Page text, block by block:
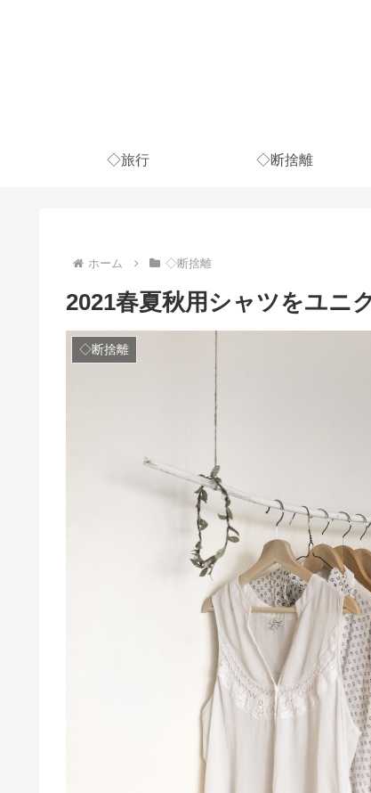
◇旅行 ◇断捨離
ホーム ◇断捨離
2021春夏秋用シャツをユニ
◇断捨離